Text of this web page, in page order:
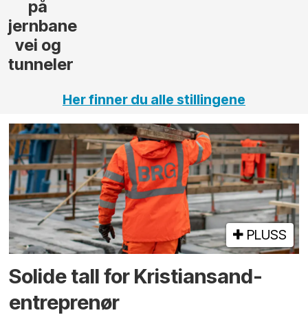
Her finner du alle stillingene
PLUSS
Solide tall for Kristiansand-
entreprenør